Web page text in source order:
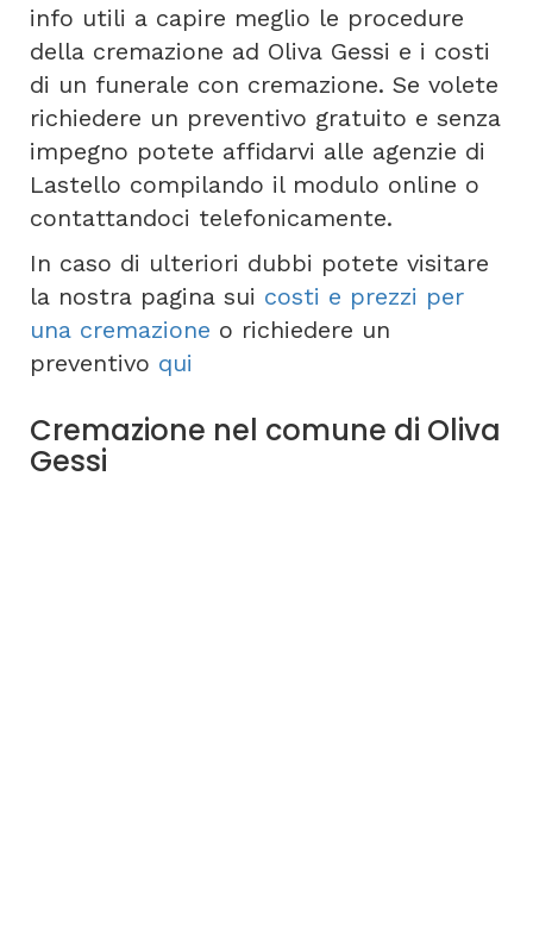
info utili a capire meglio le procedure
della cremazione ad Oliva Gessi e i costi
di un funerale con cremazione. Se volete
richiedere un preventivo gratuito e senza
impegno potete affidarvi alle agenzie di
Lastello compilando il modulo online o
contattandoci telefonicamente.
In caso di ulteriori dubbi potete visitare
la nostra pagina sui costi e prezzi per
una cremazione o richiedere un
preventivo qui
Cremazione nel comune di Oliva
Gessi